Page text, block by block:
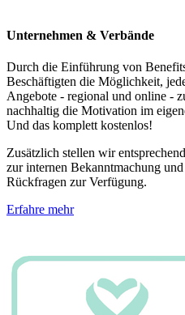
Unternehmen & Verbände
Durch die Einführung von
Beschäftigten die Möglichkeit,
Angebote - regional und online -
nachhaltig die Motivation im
Und das komplett kostenlos!
Zusätzlich stellen wir
zur internen Bekanntmachung
Rückfragen zur Verfügung.
Erfahre mehr